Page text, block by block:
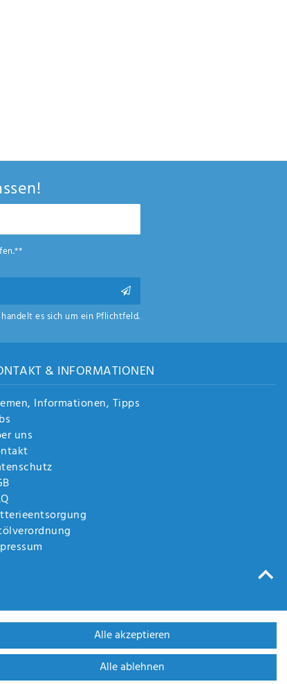
es sich um ein Pflichtfeld.
& INFORMATIONEN
Informationen, Tipps
uns
Alle akzeptieren
Alle ablehnen